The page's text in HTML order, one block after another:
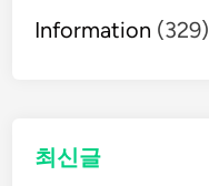
Information (329)
최신글